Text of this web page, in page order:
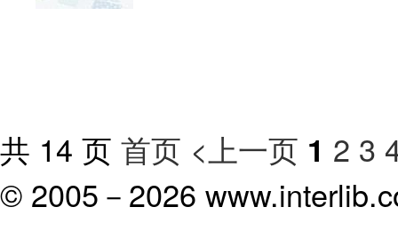
共 14 页 首页 <上一页 1 2 3
© 2005－ 2026